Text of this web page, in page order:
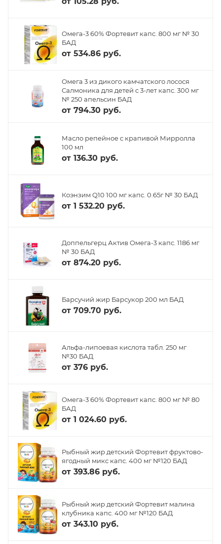
Омега-3 60% Фортевит капс. 800 мг № 30
БАД
от 534.86 руб.
Омега 3 из дикого камчатского лосося
Салмоника для детей с 3-лет капс. 300 мг
№ 250 апельсин БАД
от 794.30 руб.
Масло репейное с крапивой Мирролла
100 мл
от 136.30 руб.
Коэнзим Q10 100 мг капс. 0.65г № 30 БАД
от 1 532.20 руб.
Доппельгерц Актив Омега-3 капс. 1186 мг
№ 30 БАД
от 874.20 руб.
Барсучий жир Барсукор 200 мл БАД
от 709.70 руб.
Альфа-липоевая кислота табл. 250 мг
№30 БАД
от 376 руб.
Омега-3 60% Фортевит капс. 800 мг № 80
БАД
от 1 024.60 руб.
Рыбный жир детский Фортевит фруктово-
ягодный микс капс. 400 мг №120 БАД
от 393.86 руб.
Рыбный жир детский Фортевит малина
клубника капс. 400 мг №120 БАД
от 343.10 руб.